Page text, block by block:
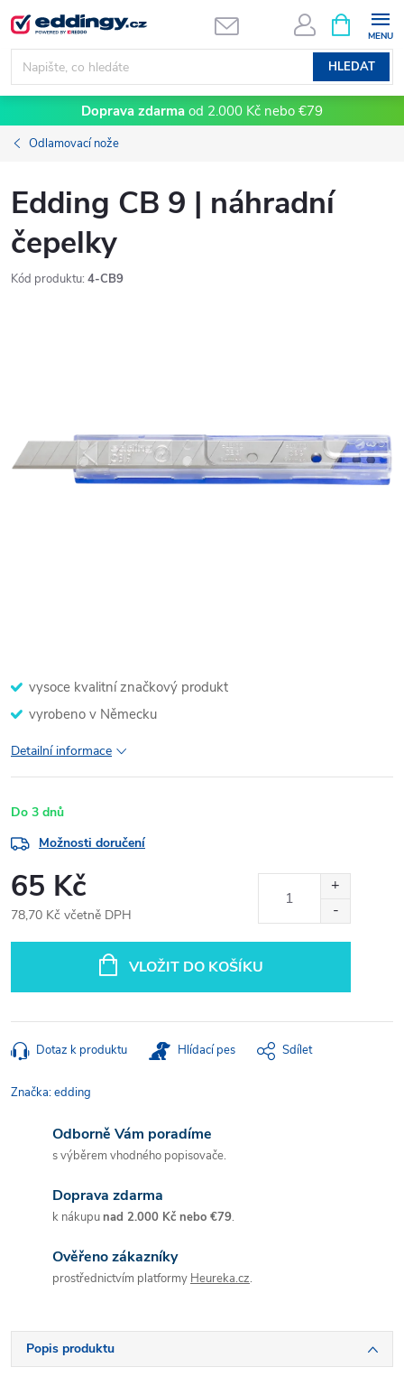
Přejít
na
obsah
HLEDAT
NÁKUPNÍ
KOŠÍK
Doprava zdarma od 2.000 Kč nebo €79
Odlamovací nože
Edding CB 9 | náhradní
čepelky
Kód produktu: 4-CB9
vysoce kvalitní značkový produkt
vyrobeno v Německu
Detailní informace
Do 3 dnů
Možnosti doručení
65 Kč
78,70 Kč včetně DPH
VLOŽIT DO KOŠÍKU
Dotaz k produktu Hlídací pes Sdílet
Značka:edding
Odborně Vám poradíme
s výběrem vhodného popisovače.
Doprava zdarma
k nákupunad 2.000 Kč nebo €79.
Ověřeno zákazníky
prostřednictvím platformy Heureka.cz.
Popis produktu